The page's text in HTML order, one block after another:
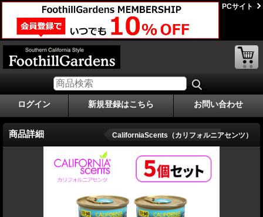
PCサイト
ログイン 新規登録はこちら お問い合わせ
商品詳細 CaliforniaScents（カリフォルニアセンツ）